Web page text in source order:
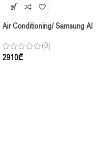
Air Conditioning/ Samsung AI
Indoor,(70-80m2) White
(0)
2910₾